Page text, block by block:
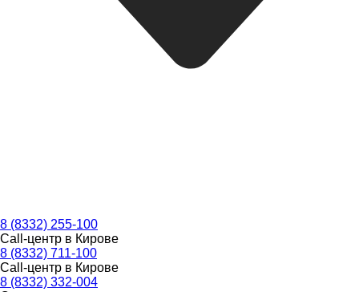
8 (8332) 255-100
Call-центр в Кирове
8 (8332) 711-100
Call-центр в Кирове
8 (8332) 332-004